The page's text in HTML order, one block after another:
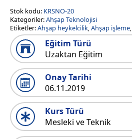
Stok kodu: KRSNO-20
Kategoriler:Ahşap Teknolojisi
Etiketler:Ahşap heykelcilik,Ahşap işleme,
Eğitim Türü
Uzaktan Eğitim
Onay Tarihi
06.11.2019
Kurs Türü
Mesleki ve Teknik